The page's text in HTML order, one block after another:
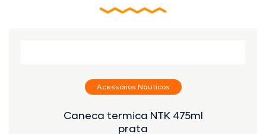
Acessórios Náuticos
Caneca termica NTK 475ml
prata